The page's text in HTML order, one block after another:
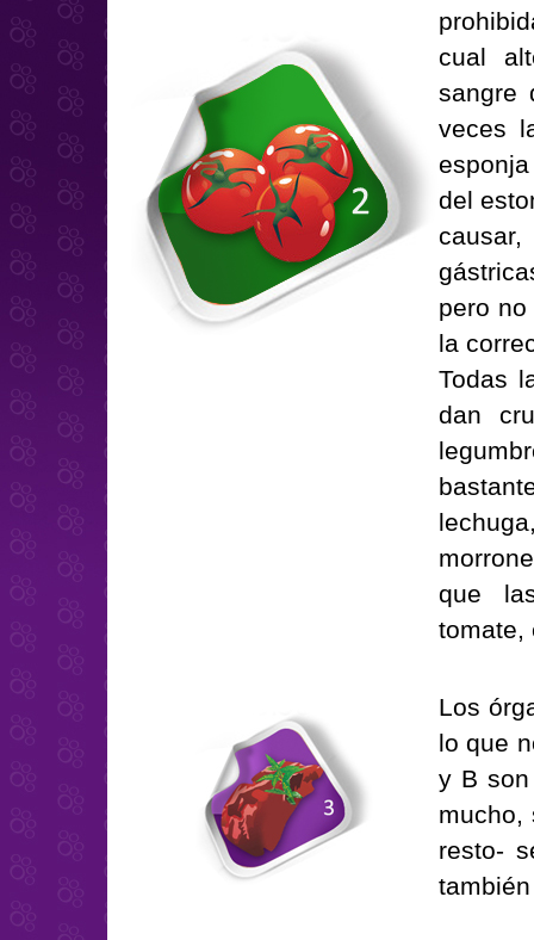
cual
sangre
veces
del
pero
la
Todas
dan
que
tomate,
Los
lo que
y B
mucho,
resto-